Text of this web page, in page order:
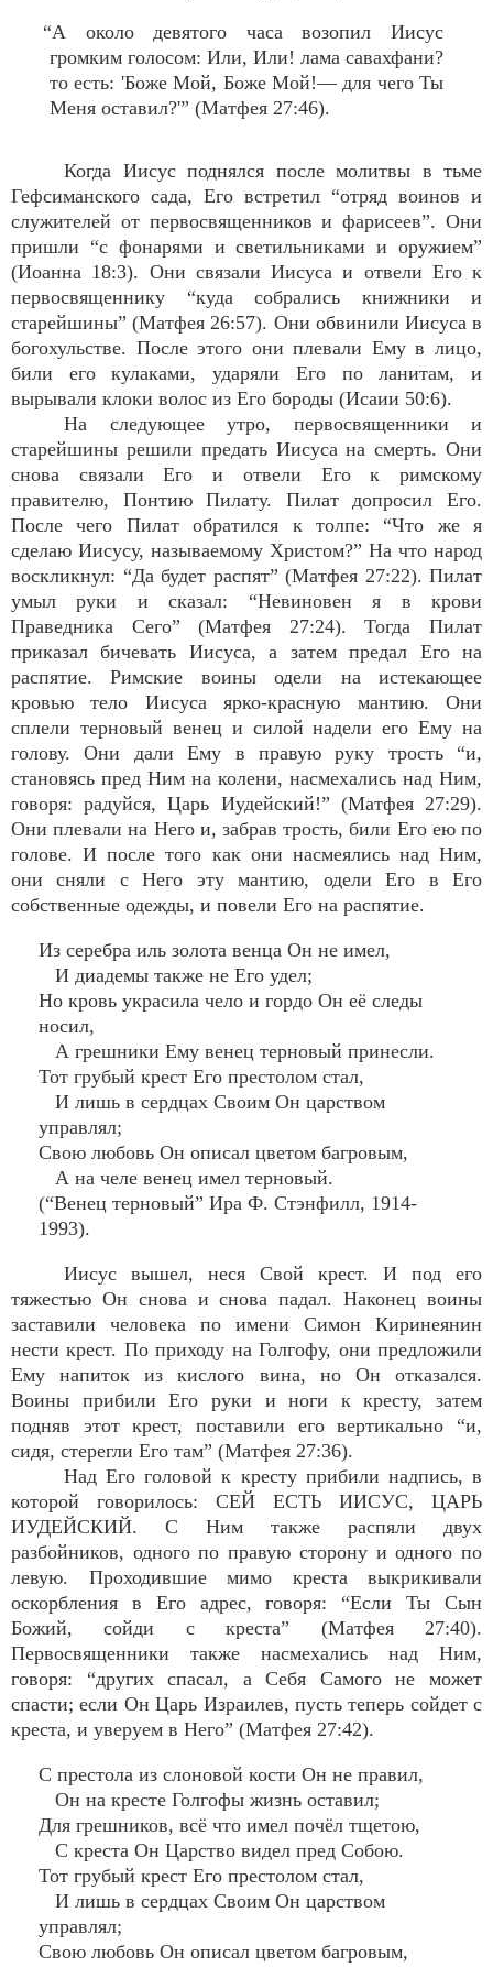
“А около девятого часа возопил Иисус
громким голосом: Или, Или! лама савахфани?
то есть: 'Боже Мой, Боже Мой!— для чего Ты
Меня оставил?'” (Матфея 27:46).
Когда Иисус поднялся после молитвы в тьме
Гефсиманского сада, Его встретил “отряд воинов и
служителей от первосвященников и фарисеев”. Они
пришли “с фонарями и светильниками и оружием”
(Иоанна 18:3). Они связали Иисуса и отвели Его к
первосвященнику “куда собрались книжники и
старейшины” (Матфея 26:57). Они обвинили Иисуса в
богохульстве. После этого они плевали Ему в лицо,
били его кулаками, ударяли Его по ланитам, и
вырывали клоки волос из Его бороды (Исаии 50:6).
На следующее утро, первосвященники и
старейшины решили предать Иисуса на смерть. Они
снова связали Его и отвели Его к римскому
правителю, Понтию Пилату. Пилат допросил Его.
После чего Пилат обратился к толпе: “Что же я
сделаю Иисусу, называемому Христом?” На что народ
воскликнул: “Да будет распят” (Матфея 27:22). Пилат
умыл руки и сказал: “Невиновен я в крови
Праведника Сего” (Матфея 27:24). Тогда Пилат
приказал бичевать Иисуса, а затем предал Его на
распятие. Римские воины одели на истекающее
кровью тело Иисуса ярко-красную мантию. Они
сплели терновый венец и силой надели его Ему на
голову. Они дали Ему в правую руку трость “и,
становясь пред Ним на колени, насмехались над Ним,
говоря: радуйся, Царь Иудейский!” (Матфея 27:29).
Они плевали на Него и, забрав трость, били Его ею по
голове. И после того как они насмеялись над Ним,
они сняли с Него эту мантию, одели Его в Его
собственные одежды, и повели Его на распятие.
Из серебра иль золота венца Он не имел,
И диадемы также не Его удел;
Но кровь украсила чело и гордо Он её следы
носил,
А грешники Ему венец терновый принесли.
Тот грубый крест Его престолом стал,
И лишь в сердцах Своим Он царством
управлял;
Свою любовь Он описал цветом багровым,
А на челе венец имел терновый.
(“Венец терновый” Ира Ф. Стэнфилл, 1914-
1993).
Иисус вышел, неся Свой крест. И под его
тяжестью Он снова и снова падал. Наконец воины
заставили человека по имени Симон Киринеянин
нести крест. По приходу на Голгофу, они предложили
Ему напиток из кислого вина, но Он отказался.
Воины прибили Его руки и ноги к кресту, затем
подняв этот крест, поставили его вертикально “и,
сидя, стерегли Его там” (Матфея 27:36).
Над Его головой к кресту прибили надпись, в
которой говорилось: СЕЙ ЕСТЬ ИИСУС, ЦАРЬ
ИУДЕЙСКИЙ. С Ним также распяли двух
разбойников, одного по правую сторону и одного по
левую. Проходившие мимо креста выкрикивали
оскорбления в Его адрес, говоря: “Если Ты Сын
Божий, сойди с креста” (Матфея 27:40).
Первосвященники также насмехались над Ним,
говоря: “других спасал, а Себя Самого не может
спасти; если Он Царь Израилев, пусть теперь сойдет с
креста, и уверуем в Него” (Матфея 27:42).
С престола из слоновой кости Он не правил,
Он на кресте Голгофы жизнь оставил;
Для грешников, всё что имел почёл тщетою,
С креста Он Царство видел пред Собою.
Тот грубый крест Его престолом стал,
И лишь в сердцах Своим Он царством
управлял;
Свою любовь Он описал цветом багровым,